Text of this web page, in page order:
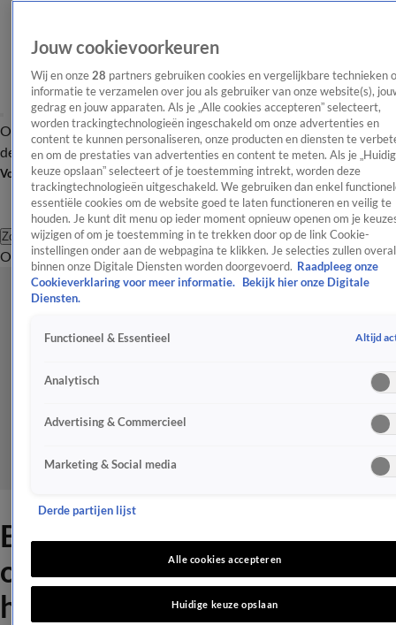
OverzichtAfleveringen Entertainment TV Algemeen
Tip
de redactieNieuwsbrief
Volg Shownieuws
Zoeken
OverzichtEntertainmentSpraakmakendRealityCrimeVideo's
Barry Hay: 'Steun na nieuws
over ziekte Kooymans is
hartverwarmend'
Jouw cookievoorkeuren
Wij en onze 28 partners gebruiken cookies en vergelijkbare technieken
informatie te verzamelen over jou als gebruiker van onze website(s),
gedrag en jouw apparaten. Als je „Alle cookies accepteren” selecteert,
worden trackingtechnologieën ingeschakeld om onze advertenties en
content te kunnen personaliseren, onze producten en diensten te
en om de prestaties van advertenties en content te meten. Als je
keuze opslaan” selecteert of je toestemming intrekt, worden deze
trackingtechnologieën uitgeschakeld. We gebruiken dan enkel
essentiële cookies om de website goed te laten functioneren en veilig te
houden. Je kunt dit menu op ieder moment opnieuw openen om je
wijzigen of om je toestemming in te trekken door op de link Cookie-
instellingen onder aan de webpagina te klikken. Je selecties zullen overal
binnen onze Digitale Diensten worden doorgevoerd. Raadpleeg onze
Cookieverklaring voor meer informatie.
Bekijk hier onze Digitale
Diensten.
Functioneel & Essentieel Altijd
Analytisch
Advertising & Commercieel
Marketing & Social media
Derde partijen lijst
Alle cookies accepteren
Huidige keuze opslaan